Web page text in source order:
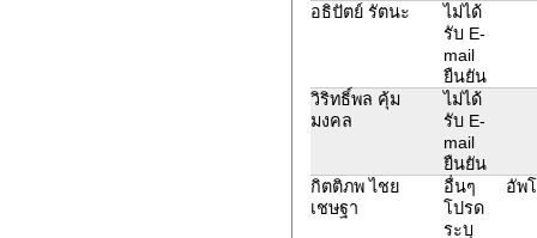
อธิปัตย์ รัตนะ
ไม่ได้
รับ E-
mail
ยืนยัน
วิริทธิ์พล คุ้ม
มงคล
ไม่ได้
รับ E-
mail
ยืนยัน
กิตติภพ ไชย
เชษฐา
อื่นๆ
โปรด
ระบุ
อัพ